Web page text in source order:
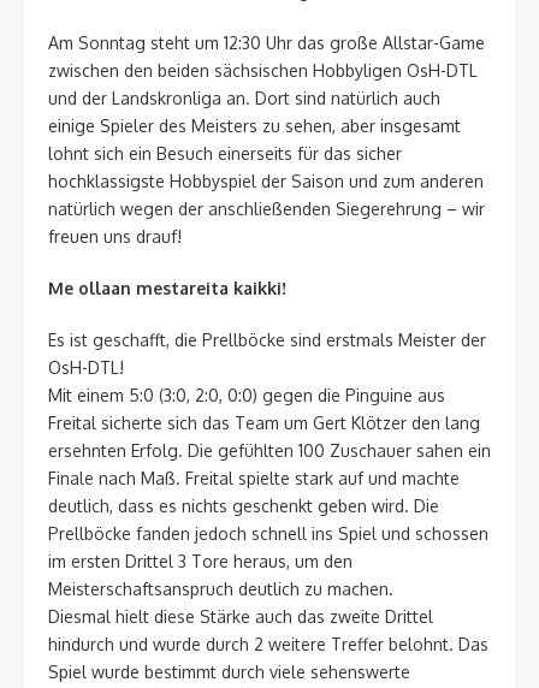
Am Sonntag steht um 12:30 Uhr das große Allstar-Game
zwischen den beiden sächsischen Hobbyligen OsH-DTL
und der Landskronliga an. Dort sind natürlich auch
einige Spieler des Meisters zu sehen, aber insgesamt
lohnt sich ein Besuch einerseits für das sicher
hochklassigste Hobbyspiel der Saison und zum anderen
natürlich wegen der anschließenden Siegerehrung – wir
freuen uns drauf!
Me ollaan mestareita kaikki!
Es ist geschafft, die Prellböcke sind erstmals Meister der
OsH-DTL!
Mit einem 5:0 (3:0, 2:0, 0:0) gegen die Pinguine aus
Freital sicherte sich das Team um Gert Klötzer den lang
ersehnten Erfolg. Die gefühlten 100 Zuschauer sahen ein
Finale nach Maß. Freital spielte stark auf und machte
deutlich, dass es nichts geschenkt geben wird. Die
Prellböcke fanden jedoch schnell ins Spiel und schossen
im ersten Drittel 3 Tore heraus, um den
Meisterschaftsanspruch deutlich zu machen.
Diesmal hielt diese Stärke auch das zweite Drittel
hindurch und wurde durch 2 weitere Treffer belohnt. Das
Spiel wurde bestimmt durch viele sehenswerte